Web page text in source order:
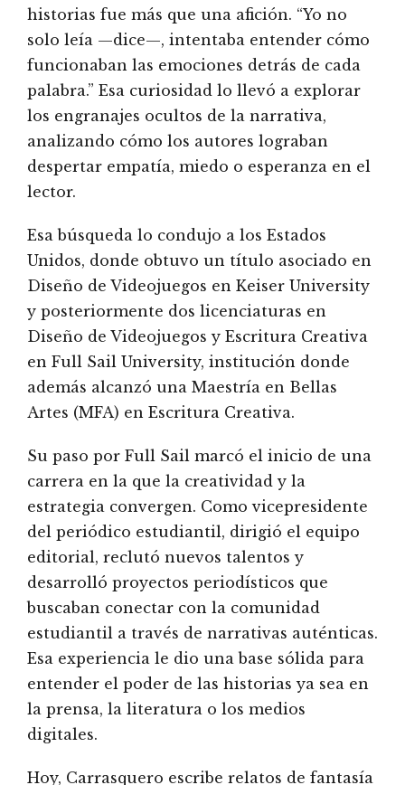
historias fue más que una afición. “Yo no
solo leía —dice—, intentaba entender cómo
funcionaban las emociones detrás de cada
palabra.” Esa curiosidad lo llevó a explorar
los engranajes ocultos de la narrativa,
analizando cómo los autores lograban
despertar empatía, miedo o esperanza en el
lector.
Esa búsqueda lo condujo a los Estados
Unidos, donde obtuvo un título asociado en
Diseño de Videojuegos en Keiser University
y posteriormente dos licenciaturas en
Diseño de Videojuegos y Escritura Creativa
en Full Sail University, institución donde
además alcanzó una Maestría en Bellas
Artes (MFA) en Escritura Creativa.
Su paso por Full Sail marcó el inicio de una
carrera en la que la creatividad y la
estrategia convergen. Como vicepresidente
del periódico estudiantil, dirigió el equipo
editorial, reclutó nuevos talentos y
desarrolló proyectos periodísticos que
buscaban conectar con la comunidad
estudiantil a través de narrativas auténticas.
Esa experiencia le dio una base sólida para
entender el poder de las historias ya sea en
la prensa, la literatura o los medios
digitales.
Hoy, Carrasquero escribe relatos de fantasía